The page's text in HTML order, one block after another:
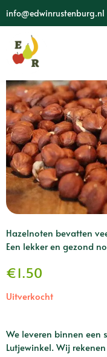
info@edwinrustenburg.nl
Hazelnoten bevatten
Een lekker en gezond
€1.50
Uitverkocht
We leveren binnen
Lutjewinkel. Wij